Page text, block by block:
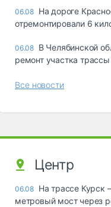
06.08 На дороге
отремонтировали 6
06.08 В Челябинской
ремонт участка
Все новости
Центр
06.08 На трассе Курск
метровый мост через